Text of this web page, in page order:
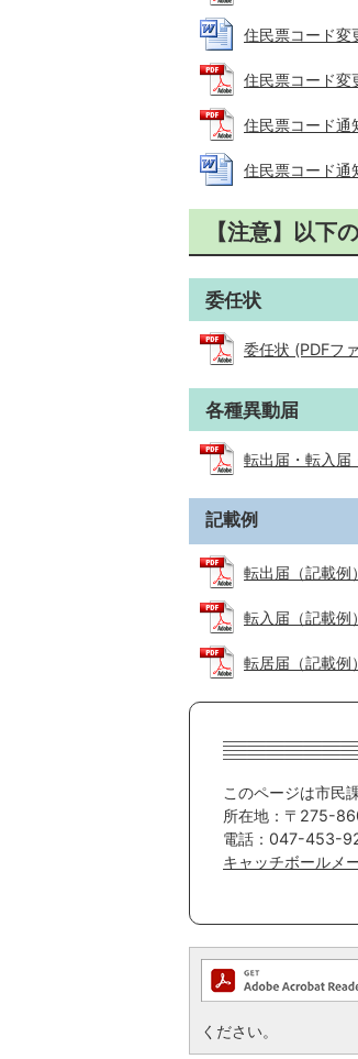
住民票コード
住民票コード変
住民票コード通
住民票コード
【注意】以下
委任状
委任状 (PDFフ
各種異動届
転出届・転入届
記載例
転出届（記載例
転入届（記載例
転居届（記載例
このページは市民
所在地：〒275-
電話：047-453-
キャッチボールメ
ください。